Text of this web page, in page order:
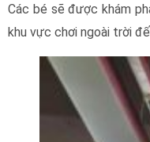
Các bé sẽ được khám
khu vực chơi ngoài trời